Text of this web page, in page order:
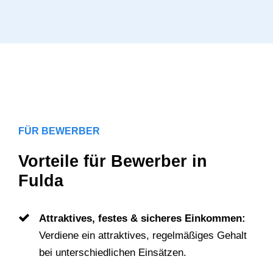
FÜR BEWERBER
Vorteile für Bewerber in
Fulda
Attraktives, festes & sicheres Einkommen:
Verdiene ein attraktives, regelmäßiges Gehalt
bei unterschiedlichen Einsätzen.